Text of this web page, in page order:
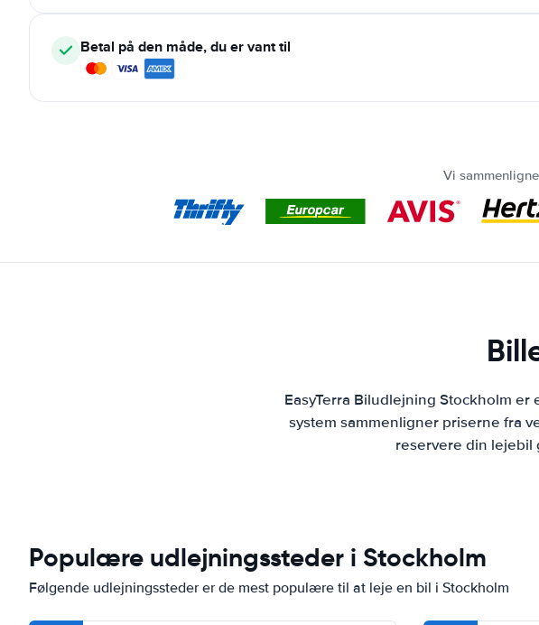
Betal på den måde, du er vant til
Vi
EasyTerra Biludlejning Stockholm
system sammenligner priserne fra
reservere din lejebil
Populære udlejningssteder i Stockholm
Følgende udlejningssteder er de mest populære til at leje en bil i Stockholm